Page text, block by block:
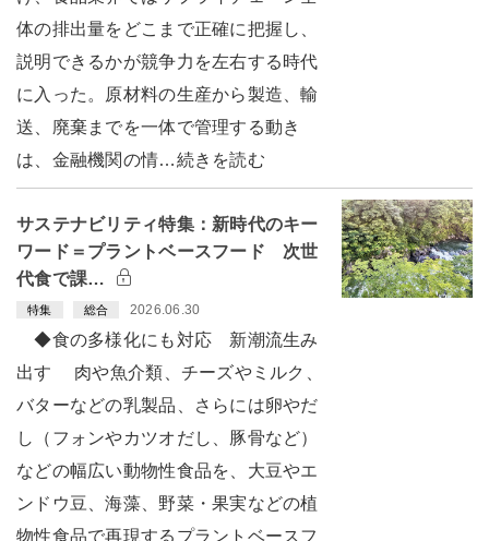
体の排出量をどこまで正確に把握し、
説明できるかが競争力を左右する時代
に入った。原材料の生産から製造、輸
送、廃棄までを一体で管理する動き
は、金融機関の情…続きを読む
サステナビリティ特集：新時代のキー
ワード＝プラントベースフード 次世
代食で課…
特集 総合 2026.06.30
◆食の多様化にも対応 新潮流生み
出す 肉や魚介類、チーズやミルク、
バターなどの乳製品、さらには卵やだ
し（フォンやカツオだし、豚骨など）
などの幅広い動物性食品を、大豆やエ
ンドウ豆、海藻、野菜・果実などの植
物性食品で再現するプラントベースフ